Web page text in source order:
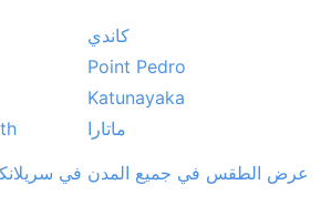
كاندي
Point Pedro
Katunayaka
ماتارا
عرض الطقس في جميع المدن في